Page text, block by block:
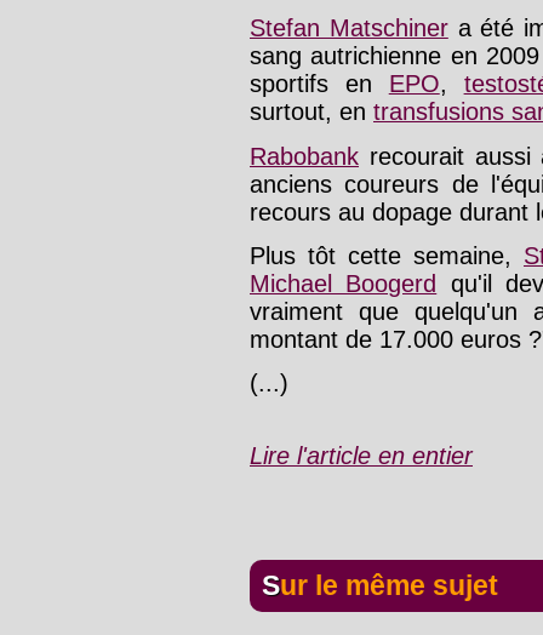
Stefan Matschinera été
sang autrichienne en
sportifs en EPO,
surtout, en transfusions
Rabobank recourait
anciens coureurs de
recours au dopage durant
Plus tôt cette semaine,
Michael Boogerd
qu'il
vraiment que
montant de 17.000 euros
(...)
Lire l'article en entier
Sur le même sujet